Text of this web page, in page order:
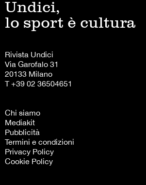
Undici,
lo sport è cultura
Rivista Undici
Via Garofalo 31
20133 Milano
T +39 02 36504651
Chi siamo
Mediakit
Pubblicità
Termini e condizioni
Privacy Policy
Cookie Policy